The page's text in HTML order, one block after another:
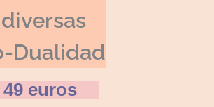
Dualidad
euros